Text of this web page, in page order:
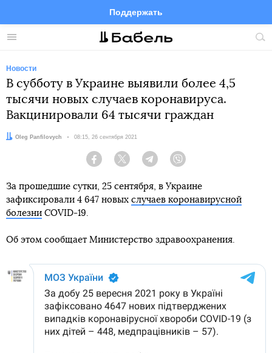
Меню
Поддержать
FacebookTelegramTwitter
Новости
В субботу в Украине выявили более 4,5
тысячи новых случаев коронавируса.
Вакцинировали 64 тысячи граждан
Автор:
Oleg Panfilovych Дата:
08:15, 26 сентября 2021
Facebook Twitter Telegram
За прошедшие сутки, 25 сентября, в Украине
зафиксировали 4 647 новых случаев коронавирусной
болезни COVID-19.
Об этом сообщает Министерство здравоохранения.